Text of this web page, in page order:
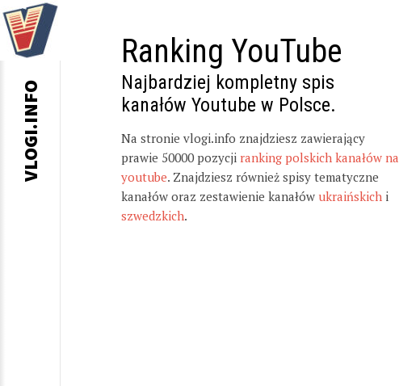
Ranking YouTube
Najbardziej kompletny spis
kanałów Youtube w Polsce.
Na stronie vlogi.info znajdziesz zawierający
prawie 50000 pozycji ranking polskich kanałów na
youtube. Znajdziesz również spisy tematyczne
kanałów oraz zestawienie kanałów ukraińskich i
szwedzkich.
VLOGI.INFO